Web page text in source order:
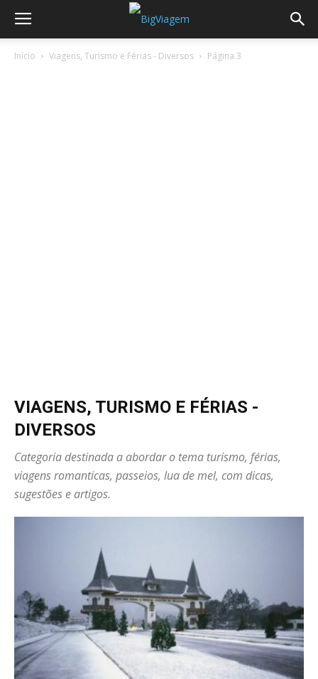
Início Viagens, Turismo e Férias - Diversos Página 3
VIAGENS, TURISMO E FÉRIAS -
DIVERSOS
Categoria destinada a abordar o tema turismo, férias,
viagens romanticas, passeios, lua de mel, com dicas,
sugestões e artigos.